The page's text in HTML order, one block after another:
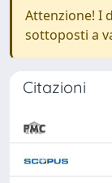
Attenzione! I
sottoposti a
Citazioni